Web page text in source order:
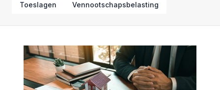
Toeslagen Vennootschapsbelasting